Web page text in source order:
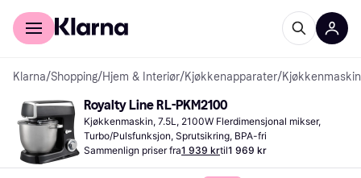
For kunder
Klarna/Shopping/Hjem & Interiør/Kjøkkenapparater/
Royalty Line RL-PKM2100
Kjøkkenmaskin, 7.5L, 2100W Flerdimensjonal mikser,
Turbo/Pulsfunksjon, Sprutsikring, BPA-fri
Sammenlign priser fra1 939 krtil1 969 kr